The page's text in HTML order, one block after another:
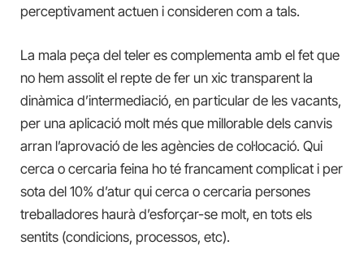
perceptivament actuen i consideren com a tals.
La mala peça del teler es complementa amb el fet que
no hem assolit el repte de fer un xic transparent la
dinàmica d’intermediació, en particular de les vacants,
per una aplicació molt més que millorable dels canvis
arran l’aprovació de les agències de col·locació. Qui
cerca o cercaria feina ho té francament complicat i per
sota del 10% d’atur qui cerca o cercaria persones
treballadores haurà d’esforçar-se molt, en tots els
sentits (condicions, processos, etc).